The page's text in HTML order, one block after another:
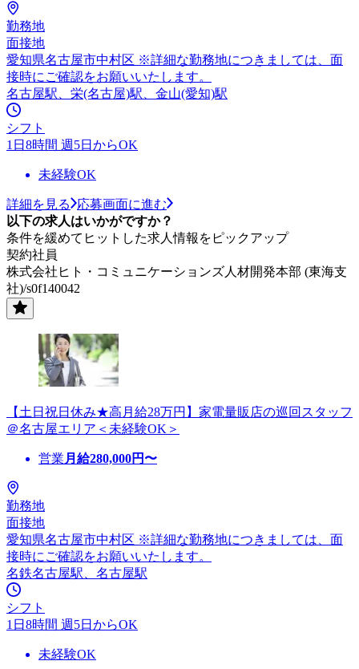
勤務地
面接地
愛知県名古屋市中村区 ※詳細な勤務地につきましては、面
接時にご確認をお願いいたします。
名古屋駅、栄(名古屋)駅、金山(愛知)駅
シフト
1日8時間 週5日からOK
未経験OK
詳細を見る
応募画面に進む
以下の求人はいかがですか？
条件を緩めてヒットした求人情報をピックアップ
契約社員
株式会社ヒト・コミュニケーションズ人材開発本部 (東海支
社)/s0f140042
【土日祝日休み★高月給28万円】家電量販店の巡回スタッフ
＠名古屋エリア＜未経験OK＞
営業 月給280,000円〜
勤務地
面接地
愛知県名古屋市中村区 ※詳細な勤務地につきましては、面
接時にご確認をお願いいたします。
名鉄名古屋駅、名古屋駅
シフト
1日8時間 週5日からOK
未経験OK